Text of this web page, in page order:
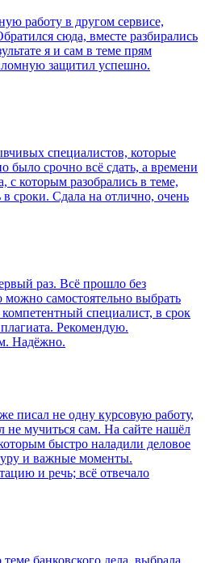
работу в другом сервисе,
сюда, вместе разбирались
я и сам в теме прям
защитил успешно.
специалистов, которые
было срочно всё сдать, а времени
с которым разобрались в теме,
сроки. Сдала на отлично, очень
раз. Всё прошло без
самостоятельно выбрать
специалист, в срок
Рекомендую.
Надёжно.
писал не одну курсовую работу,
мучиться сам. На сайте нашёл
быстро наладили деловое
и важные моменты.
и речь; всё отвечало
банковского дела, выбрала